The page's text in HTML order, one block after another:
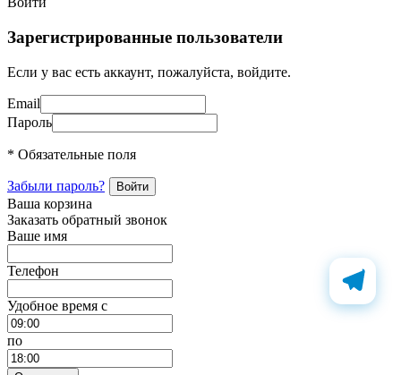
Зарегистрированные пользователи
Если у вас есть аккаунт, пожалуйста, войдите.
Email
Пароль
* Обязательные поля
Забыли пароль?
Ваша корзина
Заказать обратный звонок
Ваше имя
Телефон
Удобное время c
по